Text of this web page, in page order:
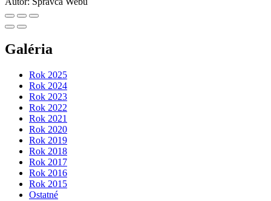
Galéria
Rok 2025
Rok 2024
Rok 2023
Rok 2022
Rok 2021
Rok 2020
Rok 2019
Rok 2018
Rok 2017
Rok 2016
Rok 2015
Ostatné